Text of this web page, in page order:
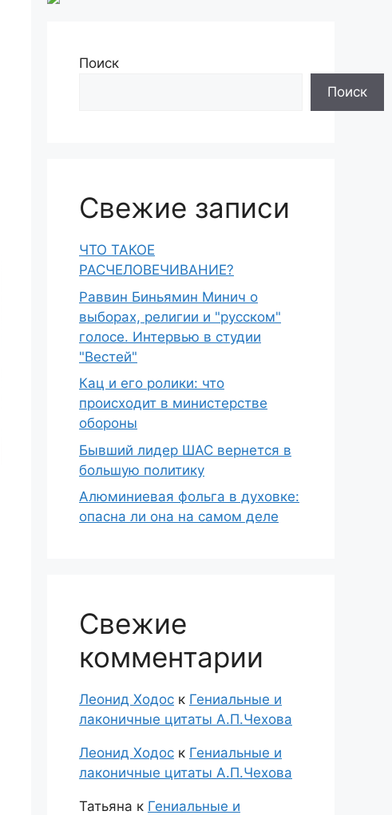
Поиск
Поиск
Свежие записи
ЧТО ТАКОЕ
РАСЧЕЛОВЕЧИВАНИЕ?
Раввин Биньямин Минич о
выборах, религии и "русском"
голосе. Интервью в студии
"Вестей"
Кац и его ролики: что
происходит в министерстве
обороны
Бывший лидер ШАС вернется в
большую политику
Алюминиевая фольга в духовке:
опасна ли она на самом деле
Свежие
комментарии
Леонид Ходос к Гениальные и
лаконичные цитаты А.П.Чехова
Леонид Ходос к Гениальные и
лаконичные цитаты А.П.Чехова
Татьяна к Гениальные и